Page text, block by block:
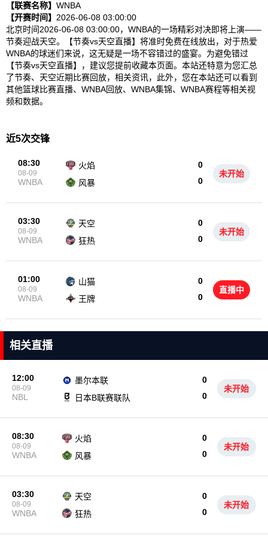
【联赛名称】 WNBA
【开赛时间】 2026-06-08 03:00:00
北京时间2026-06-08 03:00:00，WNBA的一场精彩对决即将上演——
节奏迎战天空。【节奏vs天空直播】将准时免费在线放出，对于热爱
WNBA的球迷们来说，这无疑是一场不容错过的盛宴。为避免错过
【节奏vs天空直播】，建议您提前收藏本页面。本站还特意为您汇总
了节奏、天空近期比赛回放，相关资讯，此外，您在本站还可以看到
其他篮球比赛直播、WNBA回放、WNBA集锦、WNBA赛程等相关视
频和数据。
近5次交锋
08:30
08-09
WNBA
火焰
0
0
风暴
未开始
03:30
08-09
WNBA
天空
0
0
狂热
未开始
01:00
08-09
WNBA
山猫
0
0
王牌
直播中
相关直播
12:00
08-09
NBL
墨尔本联
0
0
日本B联赛联队
未开始
08:30
08-09
WNBA
火焰
0
0
风暴
未开始
03:30
08-09
WNBA
天空
0
0
狂热
未开始